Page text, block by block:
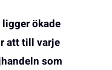
ökade
att till varje
som